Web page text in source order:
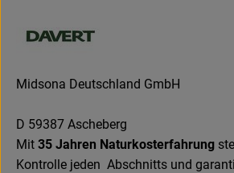
Midsona Deutschland GmbH
D 59387 Ascheberg
Mit 35 Jahren Naturkosterfahrung
Kontrolle jeden Abschnitts und